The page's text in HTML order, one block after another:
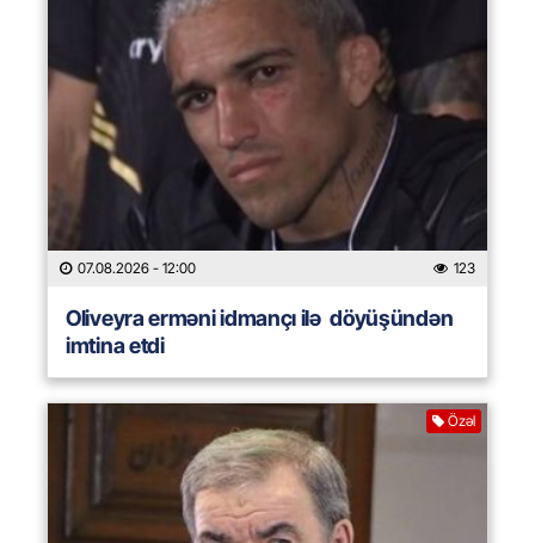
07.08.2026 - 12:00 123
Oliveyra erməni idmançı ilə döyüşündən
imtina etdi
Özəl